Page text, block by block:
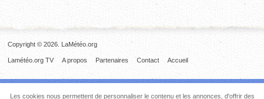
Copyright © 2026. LaMétéo.org
Accueil
Contact
Partenaires
A propos
Lamétéo.org TV
Les cookies nous permettent de personnaliser le contenu et les annonces, d'offrir des